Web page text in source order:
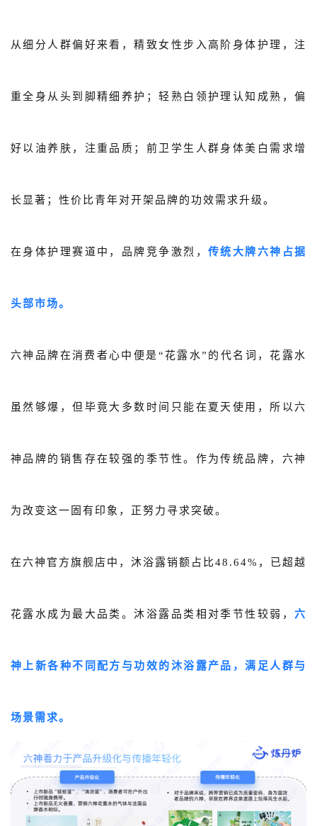
从细分人群偏好来看，精致女性步入高阶身体护理，注
重全身从头到脚精细养护；轻熟白领护理认知成熟，偏
好以油养肤，注重品质；前卫学生人群身体美白需求增
长显著；性价比青年对开架品牌的功效需求升级。
在身体护理赛道中，品牌竞争激烈， 传统大牌六神占据
头部市场。
六神品牌在消费者心中便是“花露水”的代名词，花露水
虽然够爆，但毕竟大多数时间只能在夏天使用，所以六
神品牌的销售存在较强的季节性。作为传统品牌，六神
为改变这一固有印象，正努力寻求突破。
在六神官方旗舰店中，沐浴露销额占比48.64%，已超越
花露水成为最大品类。沐浴露品类相对季节性较弱， 六
神上新各种不同配方与功效的沐浴露产品，满足人群与
场景需求。